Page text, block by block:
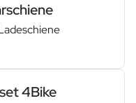
4Bike